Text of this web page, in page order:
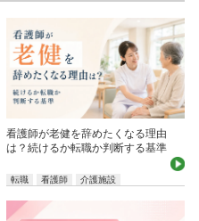
看護師が老健を辞めたくなる理由
は？続けるか転職か判断する基準
転職 看護師 介護施設